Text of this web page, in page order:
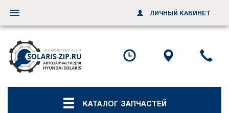
КАТАЛОГ ЗАПЧАСТЕЙ
Переключить
навигацию
ЛИЧНЫЙ КАБИНЕТ
Посмотреть
график схему